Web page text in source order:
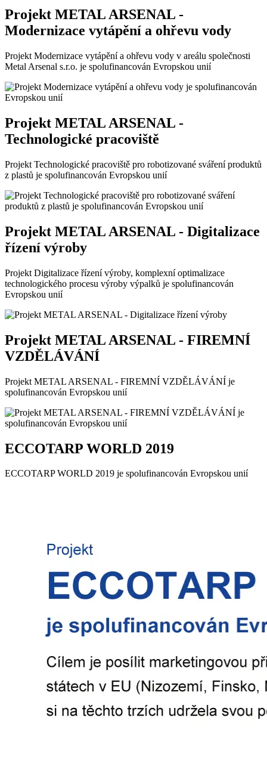
Projekt METAL ARSENAL -
Modernizace vytápění a ohřevu vody
Projekt Modernizace vytápění a ohřevu vody v areálu společnosti
Metal Arsenal s.r.o. je spolufinancován Evropskou unií
Projekt METAL ARSENAL -
Technologické pracoviště
Projekt Technologické pracoviště pro robotizované sváření produktů
z plastů je spolufinancován Evropskou unií
Projekt METAL ARSENAL - Digitalizace
řízení výroby
Projekt Digitalizace řízení výroby, komplexní optimalizace
technologického procesu výroby výpalků je spolufinancován
Evropskou unií
Projekt METAL ARSENAL - FIREMNÍ
VZDĚLÁVÁNÍ
Projekt METAL ARSENAL - FIREMNÍ VZDĚLÁVÁNÍ je
spolufinancován Evropskou unií
ECCOTARP WORLD 2019
ECCOTARP WORLD 2019 je spolufinancován Evropskou unií